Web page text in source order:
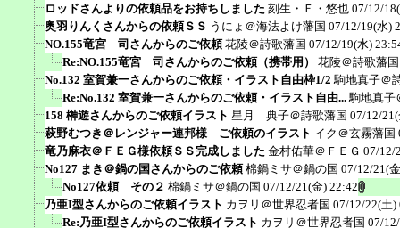
ロッドさんよりの依頼品をお持ちしました 刻生・Ｆ・悠也 07/12/
奥羽りんくさんからの依頼ＳＳ うにょ＠海法よけ藩国 07/12/19(水)
NO.155竜宮 司さんからのご依頼 花陵＠詩歌藩国 07/12/19(水)
Re:NO.155竜宮 司さんからのご依頼（携帯用）
花陵＠詩歌藩国
No.132 室賀兼一さんからのご依頼・イラスト自由枠1/2 駒地真子＠
Re:No.132 室賀兼一さんからのご依頼・イラスト自由... 駒地真子
158 榊遊さんからのご依頼イラスト 星月 典子＠詩歌藩国 07/12/
萩野むつき＠レンジャー連邦様 ご依頼のイラスト イク＠玄霧藩国
竜乃麻衣＠ＦＥＧ様依頼ＳＳ完成しました 金村佑華＠ＦＥＧ 07/12/
No127 まき＠鍋の国さんからのご依頼 棉鍋ミサ＠鍋の国 07/12/21(
No127依頼 その２ 棉鍋ミサ＠鍋の国 07/12/21(金) 22:42
乃亜I型さんからのご依頼イラスト カヲリ＠世界忍者国 07/12/22(土)
Re:乃亜I型さんからのご依頼イラスト カヲリ＠世界忍者国 07/